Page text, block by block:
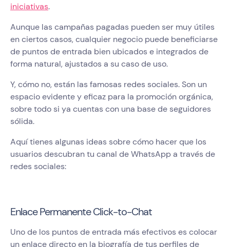
iniciativas.
Aunque las campañas pagadas pueden ser muy útiles
en ciertos casos, cualquier negocio puede beneficiarse
de puntos de entrada bien ubicados e integrados de
forma natural, ajustados a su caso de uso.
Y, cómo no, están las famosas redes sociales. Son un
espacio evidente y eficaz para la promoción orgánica,
sobre todo si ya cuentas con una base de seguidores
sólida.
Aquí tienes algunas ideas sobre cómo hacer que los
usuarios descubran tu canal de WhatsApp a través de
redes sociales:
Enlace Permanente Click-to-Chat
Uno de los puntos de entrada más efectivos es colocar
un enlace directo en la biografía de tus perfiles de